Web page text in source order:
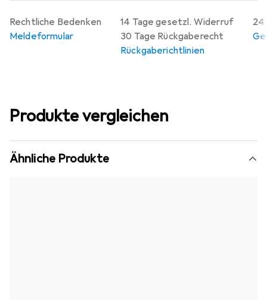
14 Tage gesetzl. Widerruf
30 Tage Rückgaberecht
Rückgaberichtlinien
24
Rechtliche Bedenken
Meldeformular
Produkte vergleichen
Ähnliche Produkte